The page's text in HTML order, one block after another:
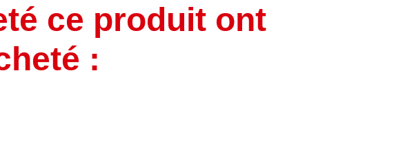
ce produit ont
: